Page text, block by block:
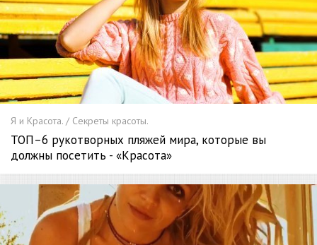
Я и Красота. / Секреты красоты.
ТОП–6 рукотворных пляжей мира, которые вы
должны посетить - «Красота»